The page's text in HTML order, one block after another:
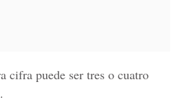
cifra puede ser tres o cuatro